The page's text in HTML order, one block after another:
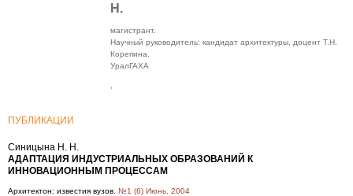
Н.
магистрант.
Научный руководитель: кандидат архитектуры, доцент Т.Н.
Корепина.
УралГАХА
ПУБЛИКАЦИИ
Синицына Н. Н.
АДАПТАЦИЯ ИНДУСТРИАЛЬНЫХ ОБРАЗОВАНИЙ К
ИННОВАЦИОННЫМ ПРОЦЕССАМ
Архитектон: известия вузов. №1 (6) Июнь, 2004